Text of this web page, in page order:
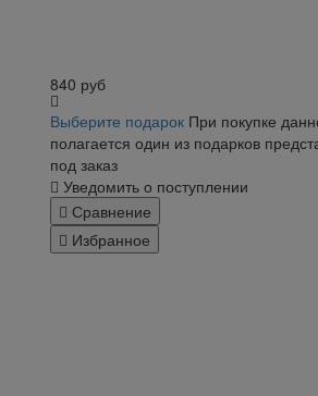
840 руб
Выберите подарок При покупке
полагается один из подарков
под заказ
Уведомить о поступлении
Сравнение
Избранное